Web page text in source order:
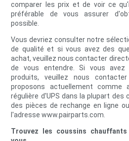
comparer les prix et de voir ce
préférable de vous assurer
possible.
Vous devriez consulter notre
de qualité et si vous avez des
achat, veuillez nous contacter
de vous entendre. Si vous
produits, veuillez nous
proposons actuellement comme
régulière d'UPS dans la plupart des
des pièces de rechange en ligne
l'adresse www.pairparts.com.
Trouvez les coussins